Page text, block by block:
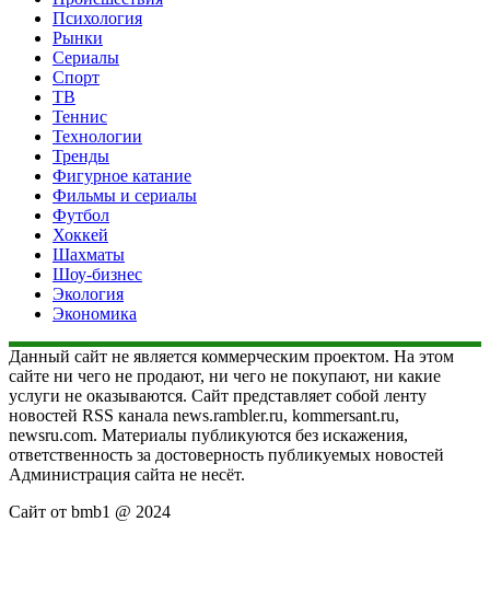
Психология
Рынки
Сериалы
Спорт
ТВ
Теннис
Технологии
Тренды
Фигурное катание
Фильмы и сериалы
Футбол
Хоккей
Шахматы
Шоу-бизнес
Экология
Экономика
Данный сайт не является коммерческим проектом. На этом
сайте ни чего не продают, ни чего не покупают, ни какие
услуги не оказываются. Сайт представляет собой ленту
новостей RSS канала news.rambler.ru, kommersant.ru,
newsru.com. Материалы публикуются без искажения,
ответственность за достоверность публикуемых новостей
Администрация сайта не несёт.
Сайт от bmb1 @ 2024